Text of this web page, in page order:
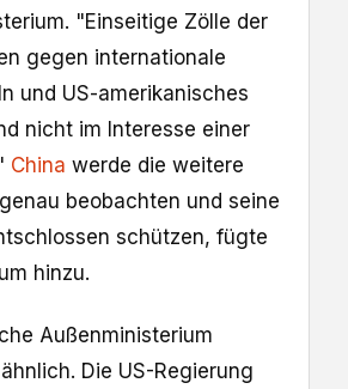
"Einseitige Zölle der
‌gegen ⁠internationale
​und US-amerikanisches
nicht im Interesse einer
China werde die weitere
beobachten und seine
schützen, fügte
hinzu.
Außenministerium
Die US-Regierung